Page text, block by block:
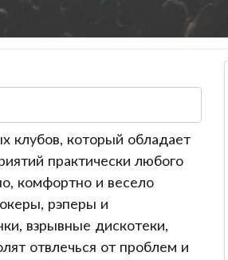
клубов, который обладает
практически любого
комфортно и весело
рэперы и
взрывные дискотеки,
отвлечься от проблем и